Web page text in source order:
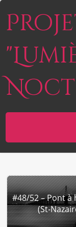
#48/52 – Pont à
(St-